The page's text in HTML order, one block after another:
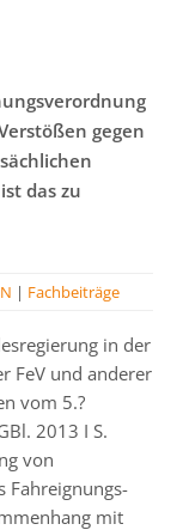
gegen
das zu
| Fachbeiträge
in der
FeV und anderer
vom 5.?
2013 I S.
von
Fahreignungs-
mit